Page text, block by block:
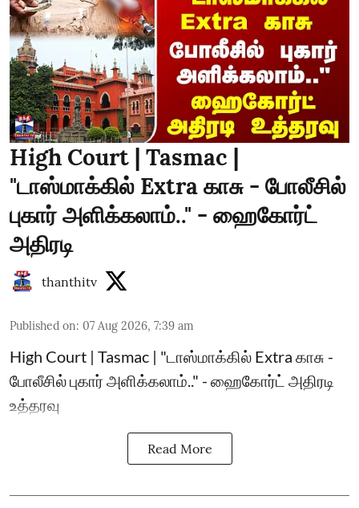
High Court | Tasmac |
"டாஸ்மாக்கில் Extra காசு - போலீசில்
புகார் அளிக்கலாம்.." - ஹைகோர்ட்
அதிரடி
thanthitv
Published on: 07 Aug 2026, 7:39 am
High Court | Tasmac | "டாஸ்மாக்கில் Extra காசு -
போலீசில் புகார் அளிக்கலாம்.." - ஹைகோர்ட் அதிரடி
உத்தரவு
Read More